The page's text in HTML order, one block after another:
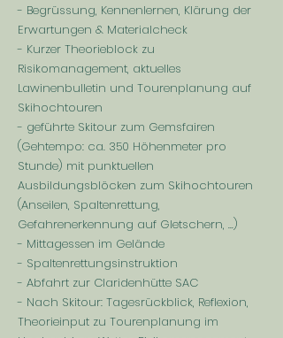
​- Begrüssung, Kennenlernen, Klärung der
Erwartungen & Materialcheck
- Kurzer Theorieblock zu
Risikomanagement, aktuelles
Lawinenbulletin und Tourenplanung auf
Skihochtouren
- geführte Skitour zum Gemsfairen
(Gehtempo: ca. 350 Höhenmeter pro
Stunde) mit punktuellen
Ausbildungsblöcken zum Skihochtouren
(Anseilen, Spaltenrettung,
Gefahrenerkennung auf Gletschern, ...)
- Mittagessen im Gelände
- Spaltenrettungsinstruktion
- Abfahrt zur Claridenhütte SAC
- Nach Skitour: Tagesrückblick, Reflexion,
Theorieinput zu Tourenplanung im